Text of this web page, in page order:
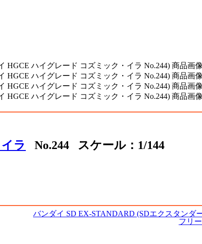
ラ No.244 スケール：1/144
バンダイ SD EX-STANDARD (SDエクスタンダ
フリ